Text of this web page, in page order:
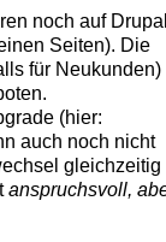
noch auf
Seiten). Die
für Neukunden)
(hier:
auch noch nicht
gleichzeitig
anspruchsvoll,